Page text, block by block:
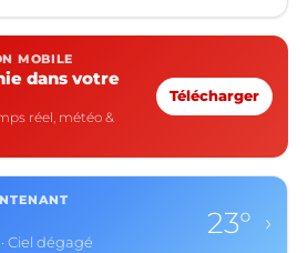
MOBILE
dans votre
réel, météo &
Télécharger
Ciel dégagé
23° ›